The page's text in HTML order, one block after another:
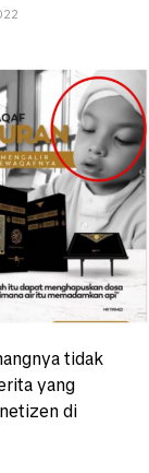
tidak
yang
di